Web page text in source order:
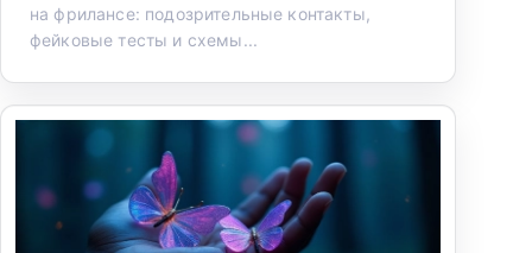
на фрилансе: подозрительные контакты,
фейковые тесты и схемы...